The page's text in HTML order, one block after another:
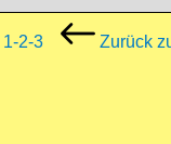
2-3 Zurück